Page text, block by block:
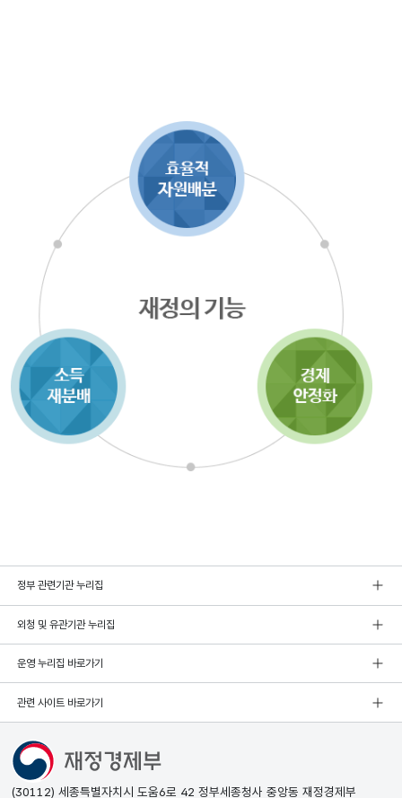
정부 관련기관 누리집
외청 및 유관기관 누리집
운영 누리집 바로가기
관련 사이트 바로가기
(30112) 세종특별자치시 도움6로 42 정부세종청사 중앙동 재정경제부